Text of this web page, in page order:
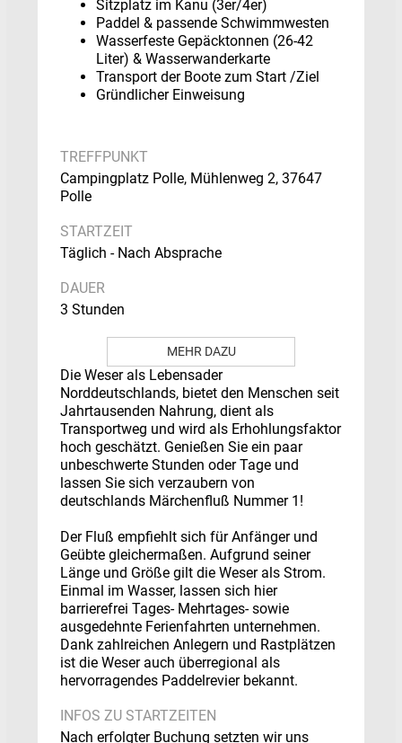
Sitzplatz im Kanu (3er/4er)
Paddel & passende Schwimmwesten
Wasserfeste Gepäcktonnen (26-42
Liter) & Wasserwanderkarte
Transport der Boote zum Start /Ziel
Gründlicher Einweisung
TREFFPUNKT
Campingplatz Polle, Mühlenweg 2, 37647
Polle
STARTZEIT
Täglich - Nach Absprache
DAUER
3 Stunden
MEHR DAZU
Die Weser als Lebensader
Norddeutschlands, bietet den Menschen seit
Jahrtausenden Nahrung, dient als
Transportweg und wird als Erhohlungsfaktor
hoch geschätzt. Genießen Sie ein paar
unbeschwerte Stunden oder Tage und
lassen Sie sich verzaubern von
deutschlands Märchenfluß Nummer 1!
Der Fluß empfiehlt sich für Anfänger und
Geübte gleichermaßen. Aufgrund seiner
Länge und Größe gilt die Weser als Strom.
Einmal im Wasser, lassen sich hier
barrierefrei Tages- Mehrtages- sowie
ausgedehnte Ferienfahrten unternehmen.
Dank zahlreichen Anlegern und Rastplätzen
ist die Weser auch überregional als
hervorragendes Paddelrevier bekannt.
INFOS ZU STARTZEITEN
Nach erfolgter Buchung setzten wir uns